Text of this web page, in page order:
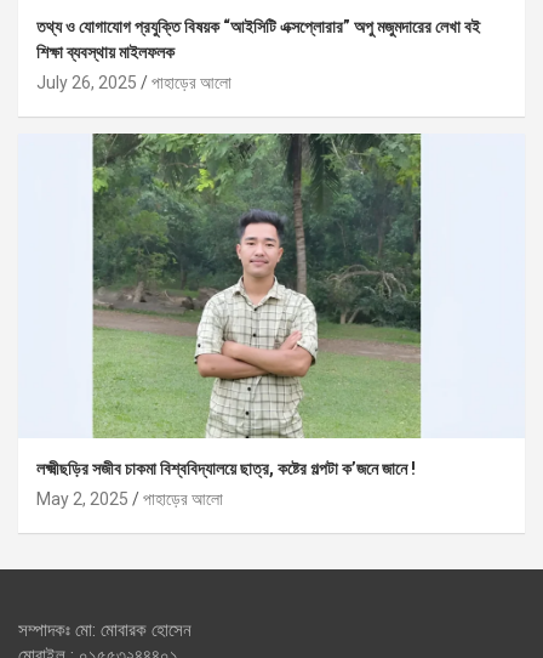
তথ্য ও যোগাযোগ প্রযুক্তি বিষয়ক “আইসিটি এক্সপ্লোরার” অপু মজুমদারের লেখা বই
শিক্ষা ব্যবস্থায় মাইলফলক
July 26, 2025
পাহাড়ের আলো
লক্ষ্মীছড়ির সজীব চাকমা বিশ্ববিদ্যালয়ে ছাত্র, কষ্টের গল্পটা ক’জনে জানে !
May 2, 2025
পাহাড়ের আলো
সম্পাদকঃ মো: মোবারক হোসেন